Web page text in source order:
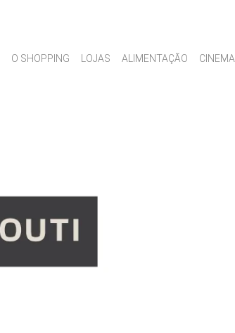
O SHOPPING LOJAS ALIMENTAÇÃO CINEMA